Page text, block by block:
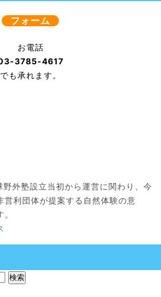
フォーム
お電話
3785-4617
でも承れます。
外塾設立当初から運営に関わり、今
営利団体が提案する自然体験の意